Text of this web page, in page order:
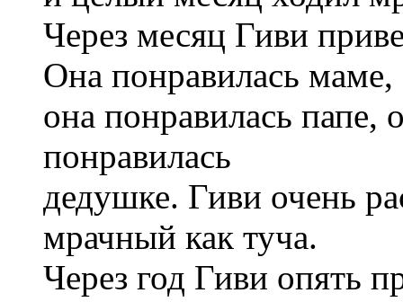
Через месяц Гиви
Она понравилась маме,
она понравилась папе,
понравилась
дедушке. Гиви очень
мрачный как туча.
Через год Гиви опять